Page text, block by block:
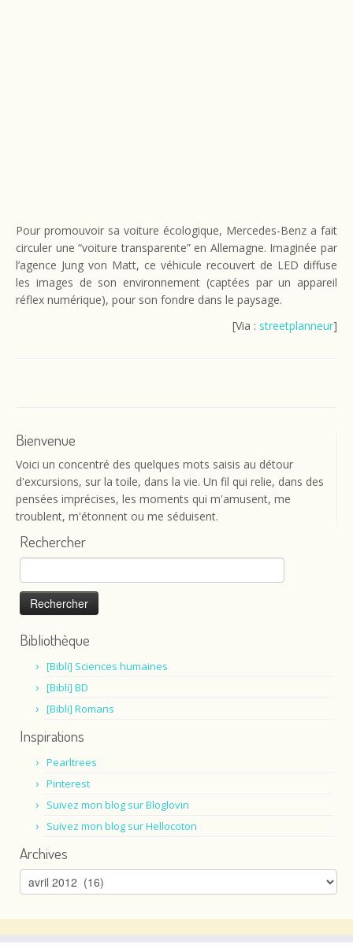
Pour promouvoir sa voiture écologique, Mercedes-Benz a fait
circuler une “voiture transparente” en Allemagne. Imaginée par
l’agence Jung von Matt, ce véhicule recouvert de LED diffuse
les images de son environnement (captées par un appareil
réflex numérique), pour son fondre dans le paysage.
[Via : streetplanneur]
Bienvenue
Voici un concentré des quelques mots saisis au détour
d'excursions, sur la toile, dans la vie. Un fil qui relie, dans des
pensées imprécises, les moments qui m'amusent, me
troublent, m'étonnent ou me séduisent.
Rechercher
Bibliothèque
[Bibli] Sciences humaines
[Bibli] BD
[Bibli] Romans
Inspirations
Pearltrees
Pinterest
Suivez mon blog sur Bloglovin
Suivez mon blog sur Hellocoton
Archives
Archives